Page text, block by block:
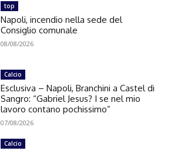
top
Napoli, incendio nella sede del
Consiglio comunale
08/08/2026
Calcio
Esclusiva – Napoli, Branchini a Castel di
Sangro: “Gabriel Jesus? I se nel mio
lavoro contano pochissimo”
07/08/2026
Calcio